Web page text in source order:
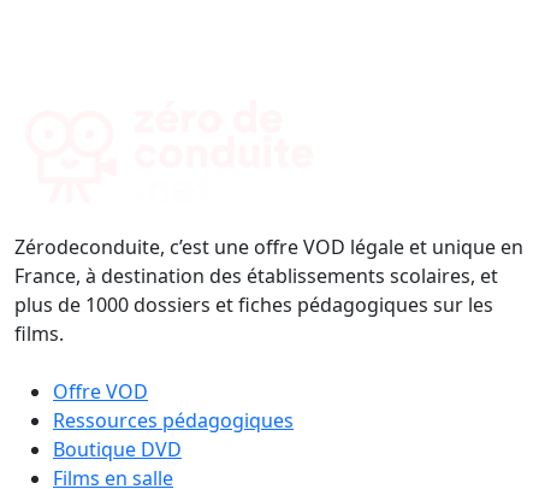
Zérodeconduite, c’est une offre VOD légale et unique en
France, à destination des établissements scolaires, et
plus de 1000 dossiers et fiches pédagogiques sur les
films.
Offre VOD
Ressources pédagogiques
Boutique DVD
Films en salle